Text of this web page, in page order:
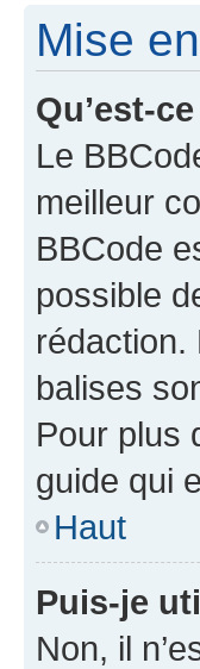
Mise
Qu’est-
Le
meilleur
BBCode
possible
rédaction.
balises
Pour plus
guide qui
Haut
Puis-je
Non, il